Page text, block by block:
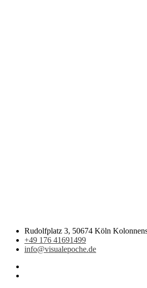
Rudolfplatz 3, 50674 Köln
+49 176 41691499
info@visualepoche.de